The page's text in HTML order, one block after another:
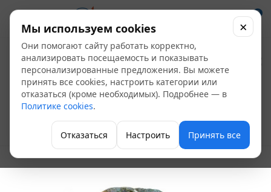
0
Каболка (Канат
смоляной) 6-8мм
(5кг)
Уплотнительные материалы
Мы используем cookies
Они помогают сайту работать корректно,
анализировать посещаемость и показывать
персонализированные предложения. Вы можете
принять все cookies, настроить категории или
отказаться (кроме необходимых). Подробнее — в
Политике cookies.
Отказаться Настроить Принять все
×